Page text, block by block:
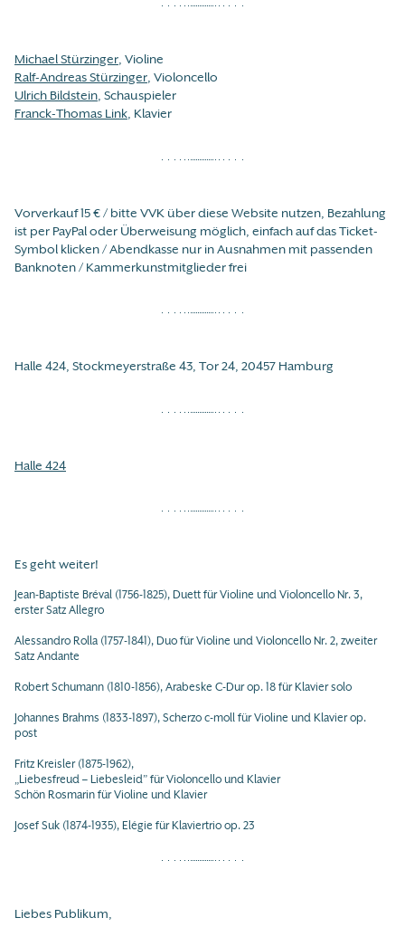
Michael Stürzinger, Violine
Ralf-Andreas Stürzinger, Violoncello
Ulrich Bildstein, Schauspieler
Franck-Thomas Link, Klavier
Vorverkauf 15 € / bitte VVK über diese Website nutzen, Bezahlung
ist per PayPal oder Überweisung möglich, einfach auf das Ticket-
Symbol klicken / Abendkasse nur in Ausnahmen mit passenden
Banknoten / Kammerkunstmitglieder frei
Halle 424, Stockmeyerstraße 43, Tor 24, 20457 Hamburg
Halle 424
Es geht weiter!
Jean-Baptiste Bréval (1756-1825), Duett für Violine und Violoncello Nr. 3,
erster Satz Allegro
Alessandro Rolla (1757-1841), Duo für Violine und Violoncello Nr. 2, zweiter
Satz Andante
Robert Schumann (1810-1856), Arabeske C-Dur op. 18 für Klavier solo
Johannes Brahms (1833-1897), Scherzo c-moll für Violine und Klavier op.
post
Fritz Kreisler (1875-1962),
„Liebesfreud – Liebesleid” für Violoncello und Klavier
Schön Rosmarin für Violine und Klavier
Josef Suk (1874-1935), Elégie für Klaviertrio op. 23
Liebes Publikum,